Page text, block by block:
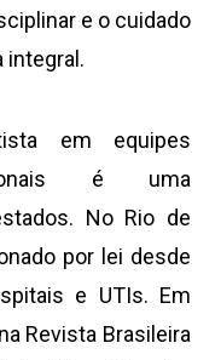
e o cuidado
integral.
em equipes
é uma
No Rio de
por lei desde
e UTIs. Em
Revista Brasileira